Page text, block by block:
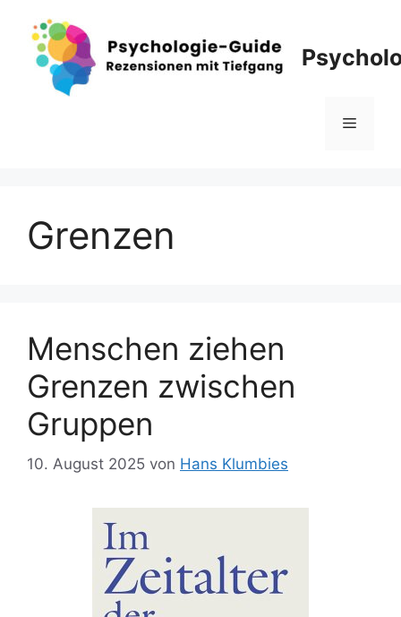
Inhalt
springen
Menü
Grenzen
Menschen ziehen
Grenzen zwischen
Gruppen
10. August 2025 von Hans Klumbies